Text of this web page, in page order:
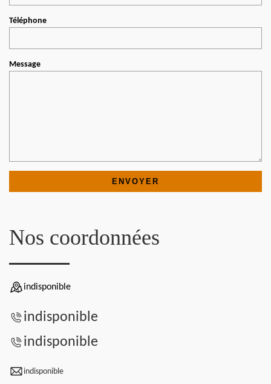
Téléphone
Message
Nos coordonnées
indisponible
indisponible
indisponible
indisponible